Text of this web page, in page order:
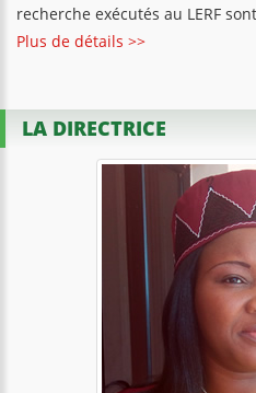
recherche exécutés au LERF
Plus de détails >>
LA DIRECTRICE